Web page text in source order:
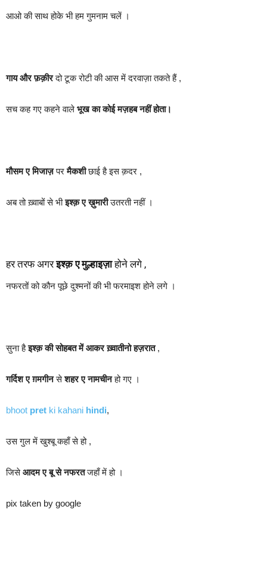
आओ की साथ होके भी हम गुमनाम चलें ।
गाय और फ़क़ीरदो टूक रोटी की आस में दरवाज़ा तकते हैं ,
सच कह गए कहने वाले भूख का कोई मज़हब नहीं होता।
मौसम ए मिजाज़परमैकशीछाई है इस क़दर ,
अब तो ख़्वाबों से भीइश्क़ ए ख़ुमारीउतरती नहीं ।
हर तरफ अगरइश्क़ ए मुल्हाइज़ाहोने लगे ,
नफरतों को कौन पूछे दुश्मनों की भी फरमाइश होने लगे ।
सुना हैइश्क़ की सोहबत में आकर ख़्वातीनो हज़रात,
गर्दिश ए ग़मगीनसेशहर ए नामचीनहो गए ।
bhoot pret ki kahani hindi,
उस गुल में खुश्बू कहाँ से हो ,
जिसेआदम ए बू से नफरतजहाँ में हो ।
pix taken by google